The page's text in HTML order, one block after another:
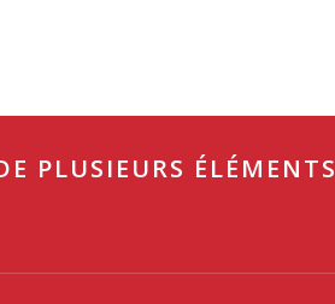
PLUSIEURS ÉLÉMENTS